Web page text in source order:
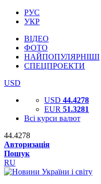
РУС
УКР
ВІДЕО
ФОТО
НАЙПОПУЛЯРНІШІ
СПЕЦПРОЕКТИ
USD
USD 44.4278
EUR 51.3281
Всі курси валют
44.4278
Авторизація
Пошук
RU